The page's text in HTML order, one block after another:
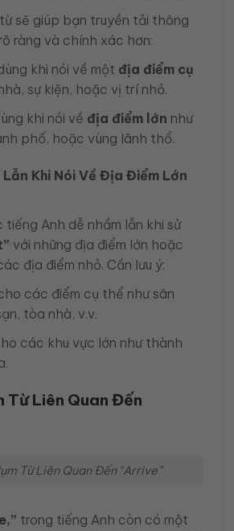
sẽ giúp bạn truyền tải thông
ràng và chính xác hơn:
khi nói về một địa điểm cụ
sự kiện, hoặc vị trí nhỏ.
khi nói về địa điểm lớn như
phố, hoặc vùng lãnh thổ.
Lẫn Khi Nói Về Địa Điểm Lớn
tiếng Anh dễ nhầm lẫn khi sử
với những địa điểm lớn hoặc
địa điểm nhỏ. Cần lưu ý:
các điểm cụ thể như sân
tòa nhà, v.v.
các khu vực lớn như thành
Từ Liên Quan Đến
Từ Liên Quan Đến “Arrive”
trong tiếng Anh còn có một